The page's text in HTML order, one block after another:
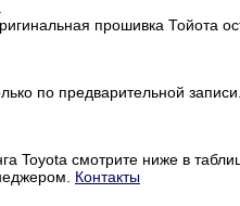
прошивка Тойота
по предварительной записи.
Toyota смотрите ниже в
Контакты